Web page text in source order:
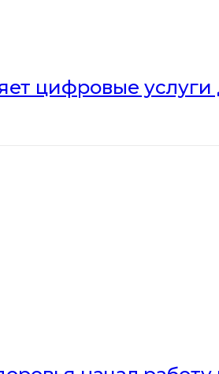
цифровые услуги